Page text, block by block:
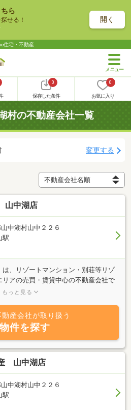
ら
せる！ 開く
住宅・不動産
0
保存した条件
0
お気に入り
村の不動産会社一覧
変更する
山中湖店
中湖村山中２２６
駅
は、リゾートマンション・別荘等リゾ
アの売買・賃貸中心の不動産会社で
・逗子・湯河原・熱海・伊東・那
ます。「エンゼル不動産山中湖店」
リアのリゾートマンション・土地・
す。緑が芽吹く春、高原の爽やかな
ポーツで賑わう夏、紅葉が綺麗な
々に姿を変える雄大な富士山。都会
然に身を委ねれば、心身ともリフレ
ちでお客様と接してまいりました。
ろん、気象・交通・食事・買い物・
なく皆様のリゾートライフのサポー
もっと見る
動産会社が取り扱う
件を探す
山中湖店
中湖村山中２２６
駅